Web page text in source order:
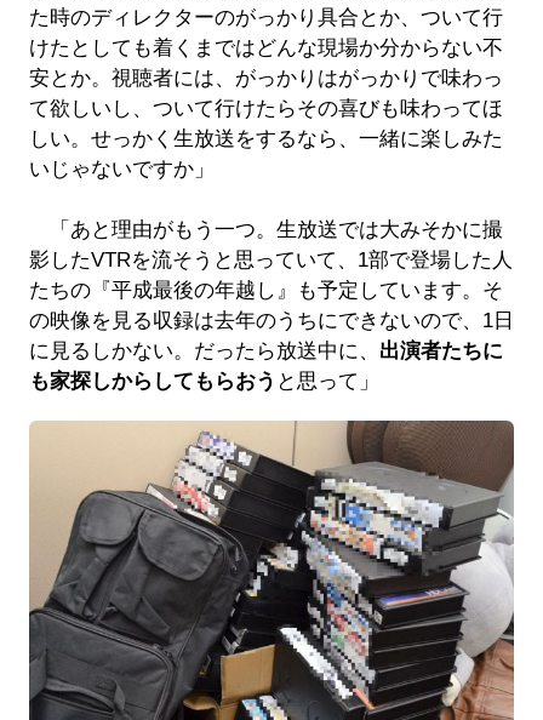
た時のディレクターのがっかり具合とか、ついて行
けたとしても着くまではどんな現場か分からない不
安とか。視聴者には、がっかりはがっかりで味わっ
て欲しいし、ついて行けたらその喜びも味わってほ
しい。せっかく生放送をするなら、一緒に楽しみた
いじゃないですか」
「あと理由がもう一つ。生放送では大みそかに撮
影したVTRを流そうと思っていて、1部で登場した人
たちの『平成最後の年越し』も予定しています。そ
の映像を見る収録は去年のうちにできないので、1日
に見るしかない。だったら放送中に、 出演者たちに
も家探しからしてもらおう と思って」